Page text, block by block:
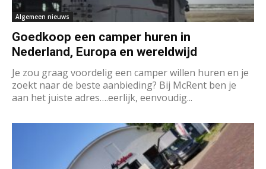
Algemeen nieuws
Goedkoop een camper huren in
Nederland, Europa en wereldwijd
Je zou graag voordelig een camper willen huren en je
zoekt naar de beste aanbieding? Bij McRent ben je
aan het juiste adres….eerlijk, eenvoudig...